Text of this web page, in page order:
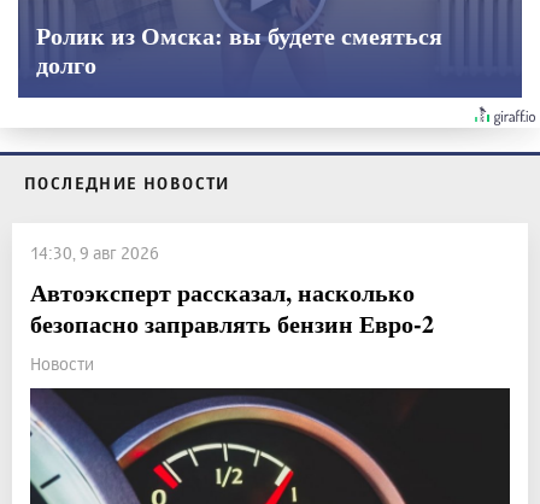
Ролик из Омска: вы будете смеяться
долго
ПОСЛЕДНИЕ НОВОСТИ
14:30, 9 авг 2026
Автоэксперт рассказал, насколько
безопасно заправлять бензин Евро-2
Новости